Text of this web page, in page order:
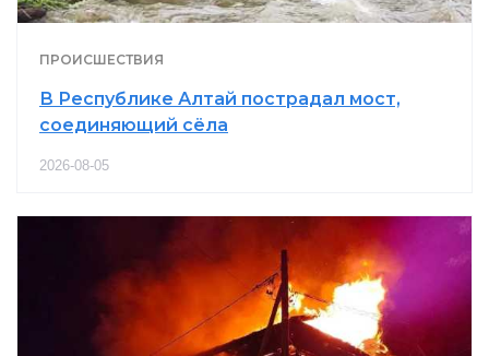
ПРОИСШЕСТВИЯ
В Республике Алтай пострадал мост,
соединяющий сёла
2026-08-05